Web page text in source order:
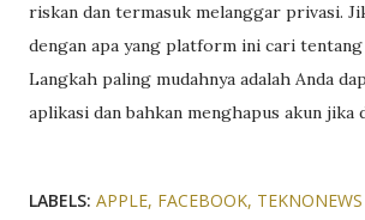
riskan dan termasuk melanggar privasi.
dengan apa yang platform ini cari
Langkah paling mudahnya adalah Anda
aplikasi dan bahkan menghapus akun jika
LABELS: APPLE FACEBOOK TEKNONEWS